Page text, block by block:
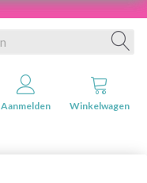
Aanmelden Winkelwagen